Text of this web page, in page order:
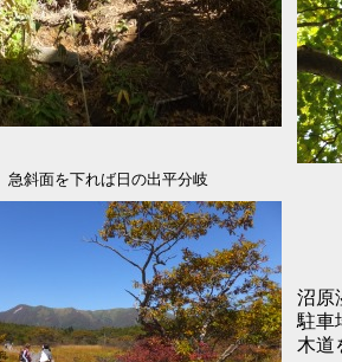
急斜面を下れば日の出平分岐
沼原
駐車
木道